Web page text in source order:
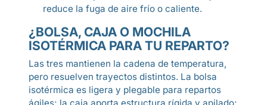
reduce la fuga de aire frío o caliente.
¿BOLSA, CAJA O MOCHILA
ISOTÉRMICA PARA TU REPARTO?
Las tres mantienen la cadena de temperatura,
pero resuelven trayectos distintos. La bolsa
isotérmica es ligera y plegable para repartos